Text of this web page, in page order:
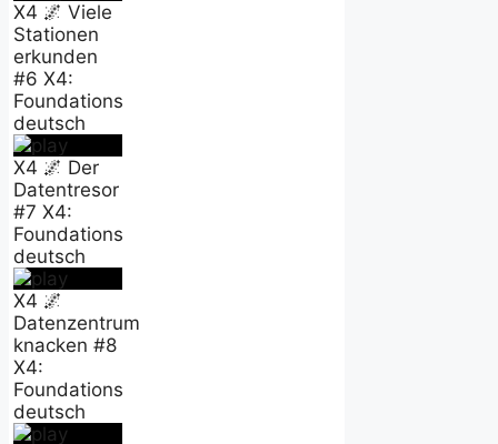
X4 🌌 Viele
Stationen
erkunden
#6 X4:
Foundations
deutsch
X4 🌌 Der
Datentresor
#7 X4:
Foundations
deutsch
X4 🌌
Datenzentrum
knacken #8
X4:
Foundations
deutsch